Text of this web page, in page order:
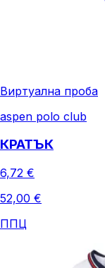
Виртуална проба
aspen polo club
КРАТЪК
6,72 €
52,00 €
ППЦ